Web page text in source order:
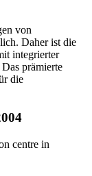
von
Daher ist die
integrierter
prämierte
die
centre in